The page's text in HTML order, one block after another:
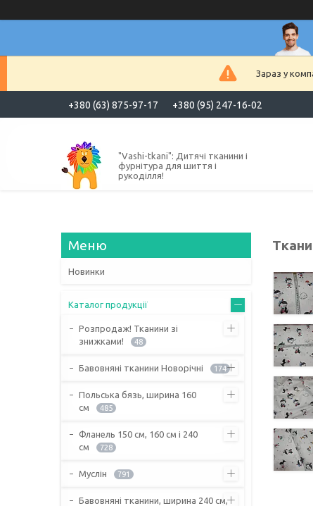
Зараз у
+380 (63) 875-97-17 +380 (95) 247-16-02
"Vashi-tkani": Дитячі тканини і
фурнітура для шиття і
рукоділля!
Новинки
Каталог продукції
Розпродаж! Тканини зі
знижками!
48
Бавовняні тканини Новорічні 174
Польська бязь, ширина 160
см
485
Фланель 150 см, 160 см і 240
см
728
Муслін 791
Бавовняні тканини, ширина 240 см,